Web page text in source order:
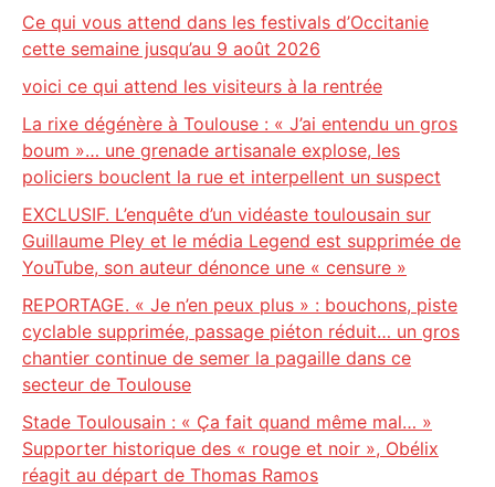
Ce qui vous attend dans les festivals d’Occitanie
cette semaine jusqu’au 9 août 2026
voici ce qui attend les visiteurs à la rentrée
La rixe dégénère à Toulouse : « J’ai entendu un gros
boum »… une grenade artisanale explose, les
policiers bouclent la rue et interpellent un suspect
EXCLUSIF. L’enquête d’un vidéaste toulousain sur
Guillaume Pley et le média Legend est supprimée de
YouTube, son auteur dénonce une « censure »
REPORTAGE. « Je n’en peux plus » : bouchons, piste
cyclable supprimée, passage piéton réduit… un gros
chantier continue de semer la pagaille dans ce
secteur de Toulouse
Stade Toulousain : « Ça fait quand même mal… »
Supporter historique des « rouge et noir », Obélix
réagit au départ de Thomas Ramos